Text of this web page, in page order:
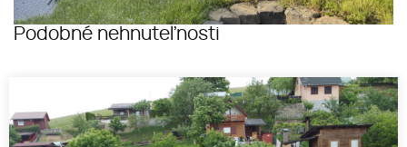
Podobné nehnuteľnosti